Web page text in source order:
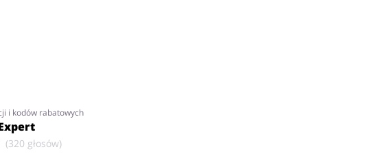
i kodów rabatowych
(320 głosów)